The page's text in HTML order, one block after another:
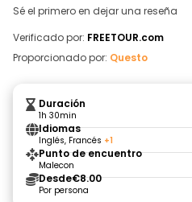
Sé el primero en dejar una reseña
Verificado por: FREETOUR.com
Proporcionado por: Questo
Duración
1h 30min
Idiomas
Inglés, Francés +1
Punto de encuentro
Malecon
Desde€8.00
Por persona